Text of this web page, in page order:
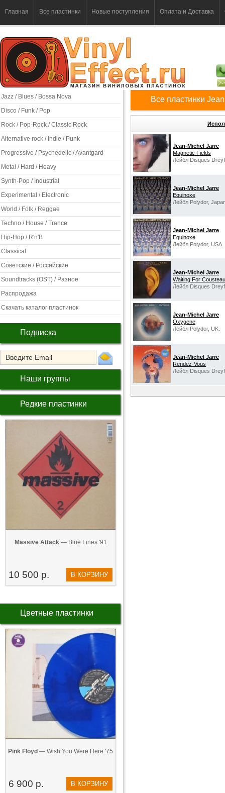
Главная Все пластинки Новые поступления Оплата и Доставка
Jazz / Blues / Bossa Nova
Disco / Funk / Pop
Rock / Pop-Rock / Classic Rock
Alternative rock / Indie / Punk
Progressive / Psychedelic / Avantgard
Metal / Hard / Heavy
Synth-Pop / Industrial
Experimental / Electronic
World / Folk / Reggae
Techno / House / Trance
Hip-Hop / R'n'B
Classical
Советские / Российские
Soundtracks (OST) / Разное
Распродажа
Скачать каталог пластинок
Подписка
Наши группы
Редкие пластинки
Massive Attack— Blue Lines '91
10 500 р. В КОРЗИНУ
Цветные пластинки
Pink Floyd — Wish You Were Here '75
6 900 р. В КОРЗИНУ
Все пластинки
Jean-Michel Jarre
Magnetic Fields
Лейбл Disques
Jean-Michel Jarre
Equinoxe
Лейбл Polydor,
Jean-Michel Jarre
Equinoxe
Лейбл Polydor, USA.
Jean-Michel Jarre
Waiting For Cousteau
Лейбл Disques
Jean-Michel Jarre
Oxygene
Лейбл Polydor, UK.
Jean-Michel Jarre
Rendez-Vous
Лейбл Disques